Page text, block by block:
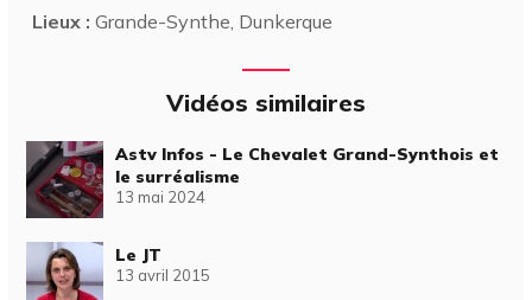
Lieux : Grande-Synthe, Dunkerque
Vidéos similaires
Astv Infos - Le Chevalet Grand-Synthois et
le surréalisme
13 mai 2024
Le JT
13 avril 2015